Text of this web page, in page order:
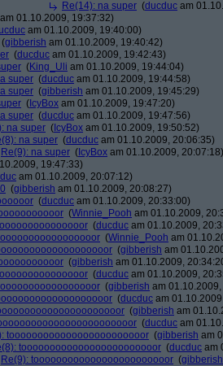
Re(14): na super (ducduc am
am 01.10.2009, 19:37:32)
am 01.10.2009, 19:40:00)
(gibberish am 01.10.2009, 19:40:42)
(ducduc am 01.10.2009, 19:42:43)
(King_Uli am 01.10.2009, 19:44:04)
super (ducduc am 01.10.2009, 19:44:58)
super (gibberish am 01.10.2009, 19:45:29)
( IcyBox am 01.10.2009, 19:47:20)
super (ducduc am 01.10.2009, 19:47:56)
na super ( IcyBox am 01.10.2009, 19:50:52)
na super (ducduc am 01.10.2009, 20:06:35)
Re(9): na super ( IcyBox am 01.10.2009, 20:07:18)
19:47:33)
am 01.10.2009, 20:07:12)
(gibberish am 01.10.2009, 20:08:27)
(ducduc am 01.10.2009, 20:33:00)
(Winnie_Pooh am 01.10.2009,
(ducduc am 01.10.2009,
(Winnie_Pooh am
(gibberish am
(gibberish am 01.10.2009,
(ducduc am 01.10.2009,
(gibberish am
(ducduc am
(gibberish am
(ducduc am
toooooooooooooooooooooooor (gibberish am
toooooooooooooooooooooooor (ducduc am
Re(9): toooooooooooooooooooooooor (gibberish